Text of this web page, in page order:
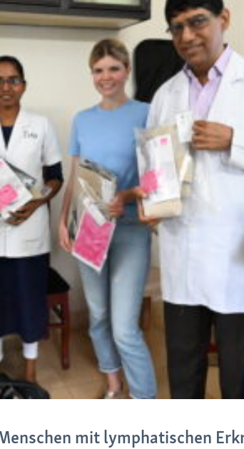
mit lymphatischen